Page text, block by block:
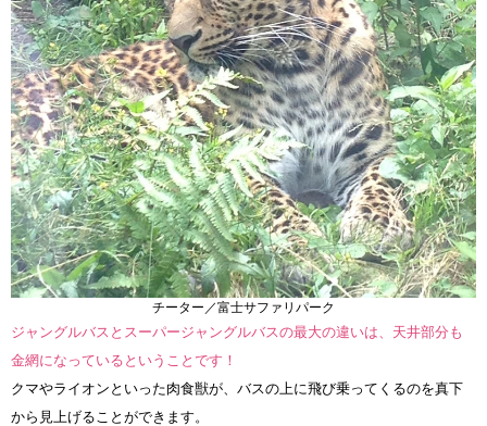
チーター／富士サファリパーク
ジャングルバスとスーパージャングルバスの最大の違いは、天井部分も
金網になっているということです！
クマやライオンといった肉食獣が、バスの上に飛び乗ってくるのを真下
から見上げることができます。